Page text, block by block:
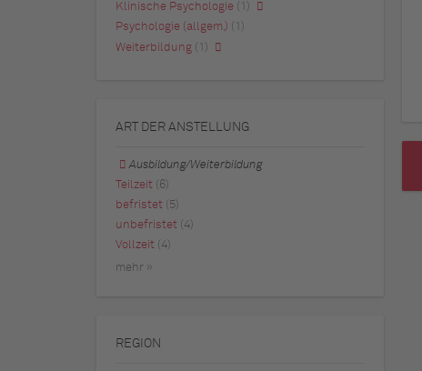
Klinische Psychologie
(1)
Psychologie (allgem.)
(1)
Weiterbildung
(1)
ART DER ANSTELLUNG
Ausbildung/Weiterbildung
Teilzeit (6)
befristet (5)
unbefristet
(4)
Vollzeit
(4)
mehr »
REGION